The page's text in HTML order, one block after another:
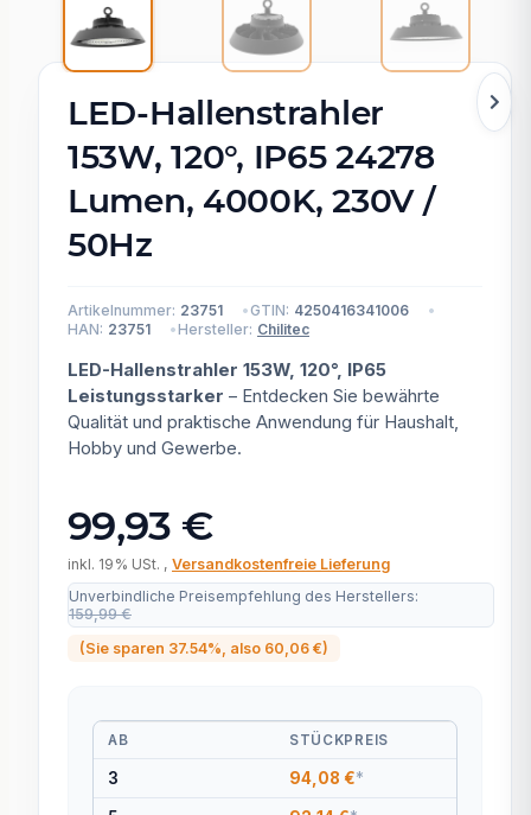
LED-Hallenstrahler
153W, 120°, IP65 24278
Lumen, 4000K, 230V /
50Hz
Artikelnummer: 23751 GTIN: 4250416341006
HAN: 23751 Hersteller: Chilitec
LED-Hallenstrahler 153W, 120°, IP65
Leistungsstarker – Entdecken Sie bewährte
Qualität und praktische Anwendung für Haushalt,
Hobby und Gewerbe.
99,93 €
inkl. 19% USt. , Versandkostenfreie Lieferung
Unverbindliche Preisempfehlung des Herstellers:
159,99 €
(Sie sparen 37.54% , also 60,06 €)
AB STÜCKPREIS
3 94,08 €*